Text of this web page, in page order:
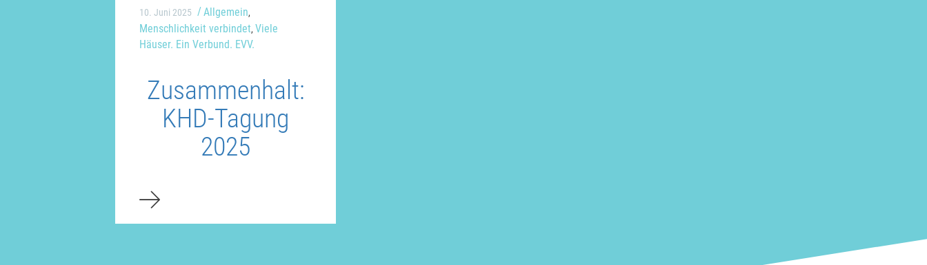
10. Juni 2025 Allgemein,
Menschlichkeit verbindet, Viele
Häuser. Ein Verbund. EVV.
Zusammenhalt:
KHD-Tagung
2025